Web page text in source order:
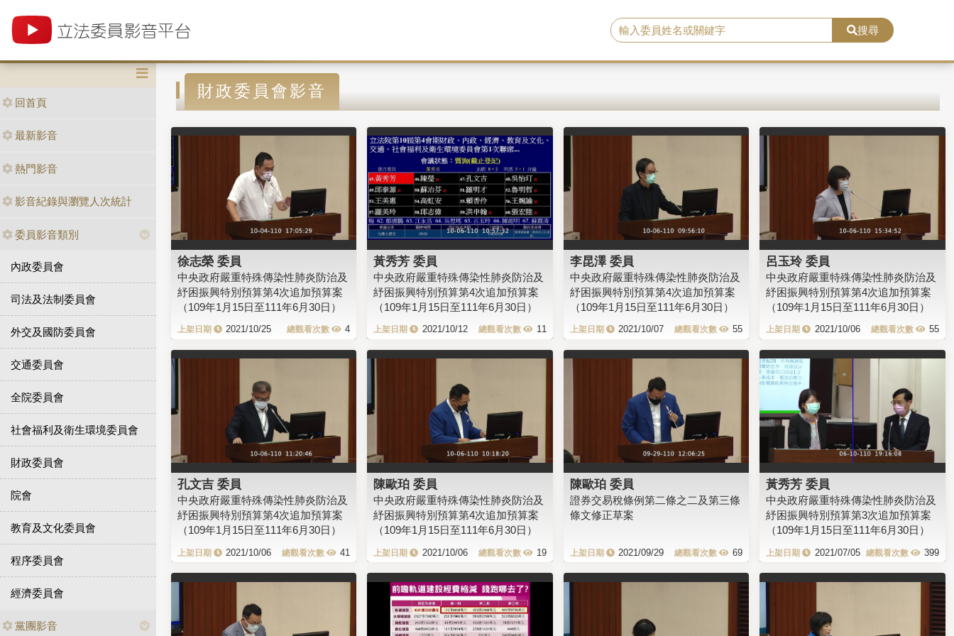
搜尋
回首頁
最新影音
熱門影音
影音紀錄與瀏覽人次統計
委員影音類別
內政委員會
司法及法制委員會
外交及國防委員會
交通委員會
全院委員會
社會福利及衛生環境委員會
財政委員會
院會
教育及文化委員會
程序委員會
經濟委員會
黨團影音
財政委員會影音
徐志榮 委員
中央政府嚴重特殊傳染性肺炎防治及
紓困振興特別預算第4次追加預算案
（109年1月15日至111年6月30日）
2021/10/25 4
黃秀芳 委員
中央政府嚴重特殊傳染性肺炎防治及
紓困振興特別預算第4次追加預算案
（109年1月15日至111年6月30日）
2021/10/12 11
李昆澤 委員
中央政府嚴重特殊傳染性肺炎防治及
紓困振興特別預算第4次追加預算案
（109年1月15日至111年6月30日）
2021/10/07 55
呂玉玲 委員
中央政府嚴重特殊傳染性肺炎防治及
紓困振興特別預算第4次追加預算案
（109年1月15日至111年6月30日）
2021/10/06 55
孔文吉 委員
中央政府嚴重特殊傳染性肺炎防治及
紓困振興特別預算第4次追加預算案
（109年1月15日至111年6月30日）
2021/10/06 41
陳歐珀 委員
中央政府嚴重特殊傳染性肺炎防治及
紓困振興特別預算第4次追加預算案
（109年1月15日至111年6月30日）
2021/10/06 19
陳歐珀 委員
證券交易稅條例第二條之二及第三條
條文修正草案
2021/09/29 69
黃秀芳 委員
中央政府嚴重特殊傳染性肺炎防治及
紓困振興特別預算第3次追加預算案
（109年1月15日至111年6月30日）
2021/07/05 399